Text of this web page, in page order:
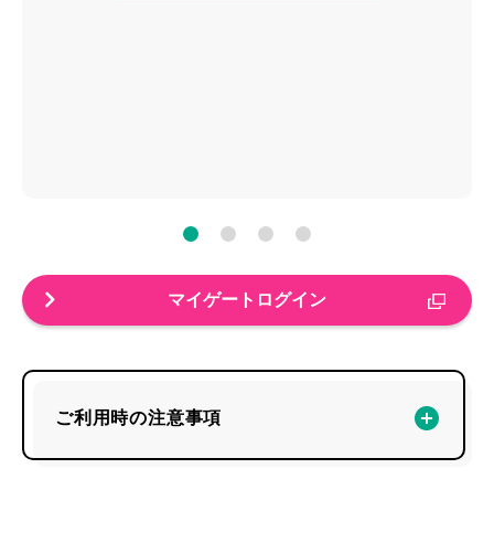
マイゲートログイン
ご利用時の注意事項